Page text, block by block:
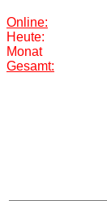
Online:
Heute:
Monat
Gesamt: